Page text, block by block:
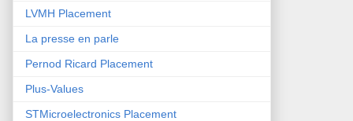
LVMH Placement
La presse en parle
Pernod Ricard Placement
Plus-Values
STMicroelectronics Placement